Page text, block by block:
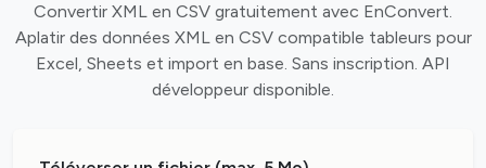
Convertir XML en CSV gratuitement avec EnConvert.
Aplatir des données XML en CSV compatible tableurs pour
Excel, Sheets et import en base. Sans inscription. API
développeur disponible.